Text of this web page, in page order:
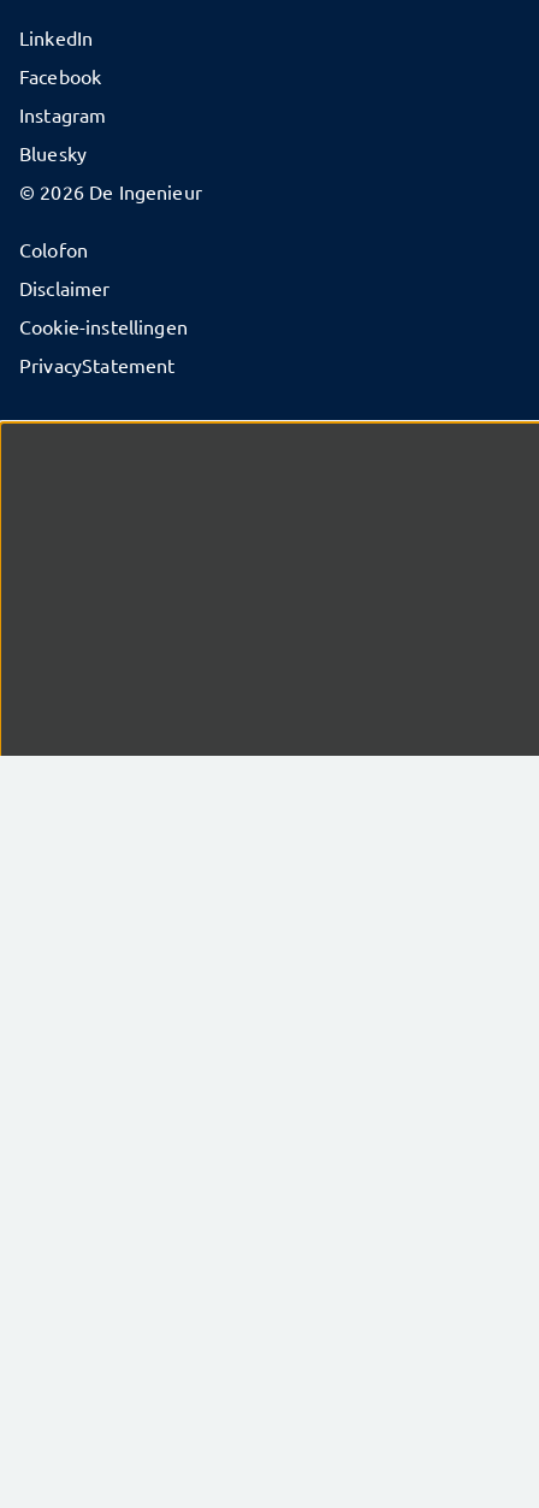
© 2026 De Ingenieur
Colofon
Disclaimer
Cookie-instellingen
PrivacyStatement
LinkedIn
Facebook
Instagram
Bluesky